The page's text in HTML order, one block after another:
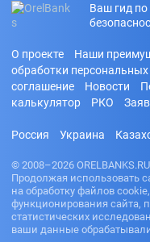
Ваш гид
О проекте Наши
обработки
соглашение
Новости
калькулятор
РКО
Россия Украина
© 2008–2026
Продолжая использовать
на обработку файлов
функционирования сайта,
статистических
ваши данные